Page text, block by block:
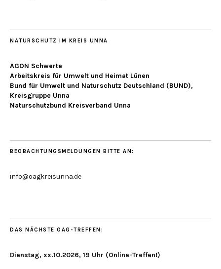
NATURSCHUTZ IM KREIS UNNA
AGON Schwerte
Arbeitskreis für Umwelt und Heimat Lünen
Bund für Umwelt und Naturschutz Deutschland (BUND),
Kreisgruppe Unna
Naturschutzbund Kreisverband Unna
BEOBACHTUNGSMELDUNGEN BITTE AN:
info@oagkreisunna.de
DAS NÄCHSTE OAG-TREFFEN:
Dienstag, xx.10.2026, 19 Uhr (Online-Treffen!)